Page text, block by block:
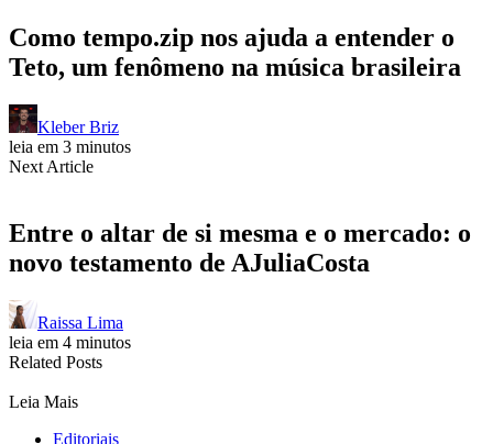
Como tempo.zip nos ajuda a entender o
Teto, um fenômeno na música brasileira
Kleber Briz
leia em 3 minutos
Next Article
Entre o altar de si mesma e o mercado: o
novo testamento de AJuliaCosta
Raissa Lima
leia em 4 minutos
Related Posts
Leia Mais
Editoriais